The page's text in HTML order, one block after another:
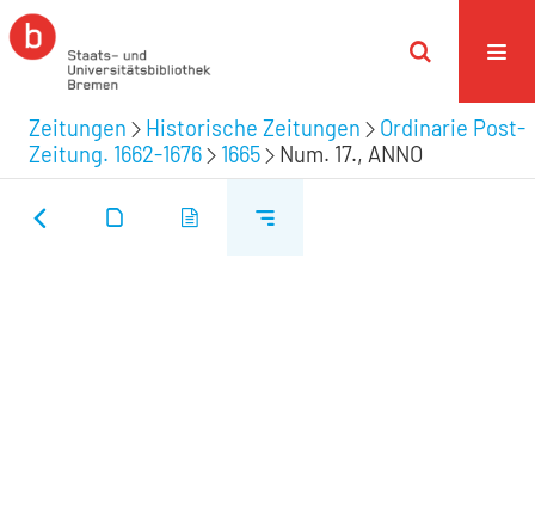
Zeitungen Historische Zeitungen
Ordinarie Post-
Zeitung. 1662-1676
1665 Num. 17., ANNO